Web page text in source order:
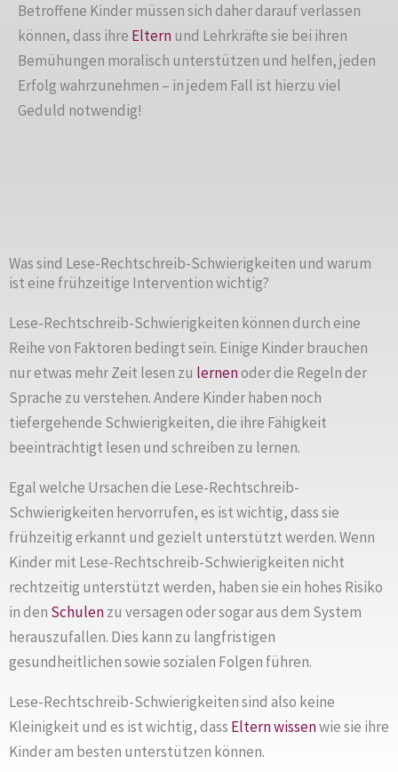
Betroffene Kinder müssen sich daher darauf verlassen
können, dass ihre Elternund Lehrkräfte sie bei ihren
Bemühungen moralisch unterstützen und helfen, jeden
Erfolg wahrzunehmen – in jedem Fall ist hierzu viel
Geduld notwendig!
Was sind Lese-Rechtschreib-Schwierigkeiten und warum
ist eine frühzeitige Intervention wichtig?
Lese-Rechtschreib-Schwierigkeiten können durch eine
Reihe von Faktoren bedingt sein. Einige Kinder brauchen
nur etwas mehr Zeit lesen zu lernenoder die Regeln der
Sprache zu verstehen. Andere Kinder haben noch
tiefergehende Schwierigkeiten, die ihre Fähigkeit
beeinträchtigt lesen und schreiben zu lernen.
Egal welche Ursachen die Lese-Rechtschreib-
Schwierigkeiten hervorrufen, es ist wichtig, dass sie
frühzeitig erkannt und gezielt unterstützt werden. Wenn
Kinder mit Lese-Rechtschreib-Schwierigkeiten nicht
rechtzeitig unterstützt werden, haben sie ein hohes Risiko
in den Schulenzu versagen oder sogar aus dem System
herauszufallen. Dies kann zu langfristigen
gesundheitlichen sowie sozialen Folgen führen.
Lese-Rechtschreib-Schwierigkeiten sind also keine
Kleinigkeit und es ist wichtig, dass Elternwissenwie sie ihre
Kinder am besten unterstützen können.